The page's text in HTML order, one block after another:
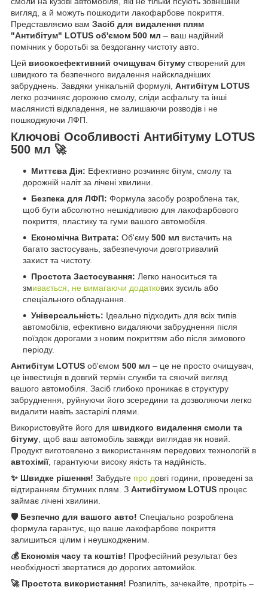
вигляд, а й можуть пошкодити лакофарбове покриття.
Представляємо вам Засіб для видалення плям
"Антибітум" LOTUS об'ємом 500 мл – ваш надійний
помічник у боротьбі за бездоганну чистоту авто.
Цей високоефективний очищувач бітуму створений для
швидкого та безпечного видалення найскладніших
забруднень. Завдяки унікальній формулі, Антибітум LOTUS
легко розчиняє дорожню смолу, сліди асфальту та інші
маслянисті відкладення, не залишаючи розводів і не
пошкоджуючи ЛФП.
Ключові Особливості Антибітуму LOTUS
500 мл 🚀
Миттєва Дія: Ефективно розчиняє бітум, смолу та
дорожній наліт за лічені хвилини.
Безпека для ЛФП: Формула засобу розроблена так,
щоб бути абсолютно нешкідливою для лакофарбового
покриття, пластику та гуми вашого автомобіля.
Економічна Витрата: Об'єму 500 мл вистачить на
багато застосувань, забезпечуючи довготривалий
захист та чистоту.
Простота Застосування: Легко наноситься та
змивається, не вимагаючи додаткових зусиль або
спеціального обладнання.
Універсальність: Ідеально підходить для всіх типів
автомобілів, ефективно видаляючи забруднення після
поїздок дорогами з новим покриттям або після зимового
періоду.
Антибітум LOTUS об'ємом 500 мл – це не просто очищувач,
це інвестиція в довгий термін служби та сяючий вигляд
вашого автомобіля. Засіб глибоко проникає в структуру
забруднення, руйнуючи його зсередини та дозволяючи легко
видалити навіть застарілі плями.
Використовуйте його для швидкого видалення смоли та
бітуму , щоб ваш автомобіль завжди виглядав як новий.
Продукт виготовлено з використанням передових технологій в
автохімії, гарантуючи високу якість та надійність.
✨ Швидке рішення! Забудьте про довгі години, проведені за
відтиранням бітумних плям. З Антибітумом LOTUS процес
займає лічені хвилини.
🛡️ Безпечно для вашого авто! Спеціально розроблена
формула гарантує, що ваше лакофарбове покриття
залишиться цілим і неушкодженим.
💰 Економія часу та коштів! Професійний результат без
необхідності звертатися до дорогих автомийок.
🚀 Простота використання! Розпиліть, зачекайте, протріть –